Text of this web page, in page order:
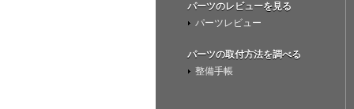
パーツのレビューを見る
パーツレビュー
パーツの取付方法を調べる
整備手帳